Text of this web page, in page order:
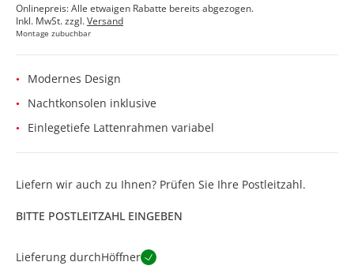
Onlinepreis: Alle etwaigen Rabatte bereits abgezogen.
Inkl. MwSt. zzgl.Versand
Montage zubuchbar
Modernes Design
Nachtkonsolen inklusive
Einlegetiefe Lattenrahmen variabel
Liefern wir auch zu Ihnen? Prüfen Sie Ihre Postleitzahl.
BITTE POSTLEITZAHL EINGEBEN
Lieferung durchHöffner